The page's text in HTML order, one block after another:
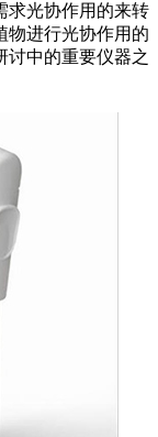
求光协作用的来转
物进行光协作用的
讨中的重要仪器之